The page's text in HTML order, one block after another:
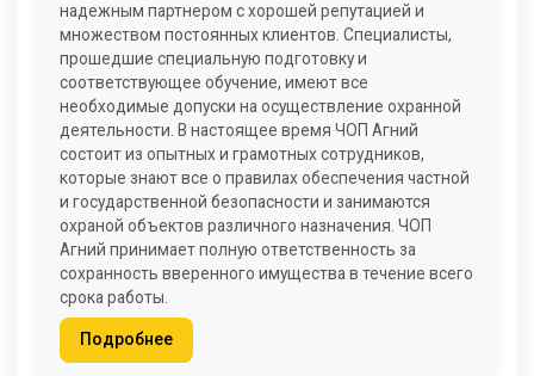
надежным партнером с хорошей репутацией и
множеством постоянных клиентов. Специалисты,
прошедшие специальную подготовку и
соответствующее обучение, имеют все
необходимые допуски на осуществление охранной
деятельности. В настоящее время ЧОП Агний
состоит из опытных и грамотных сотрудников,
которые знают все о правилах обеспечения частной
и государственной безопасности и занимаются
охраной объектов различного назначения. ЧОП
Агний принимает полную ответственность за
сохранность вверенного имущества в течение всего
срока работы.
Подробнее